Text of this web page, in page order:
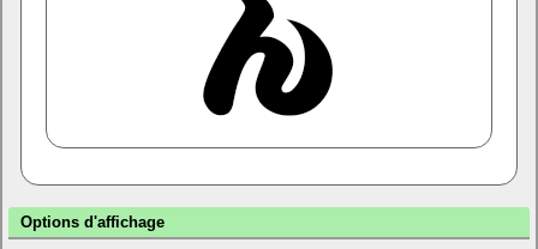
Options d'affichage